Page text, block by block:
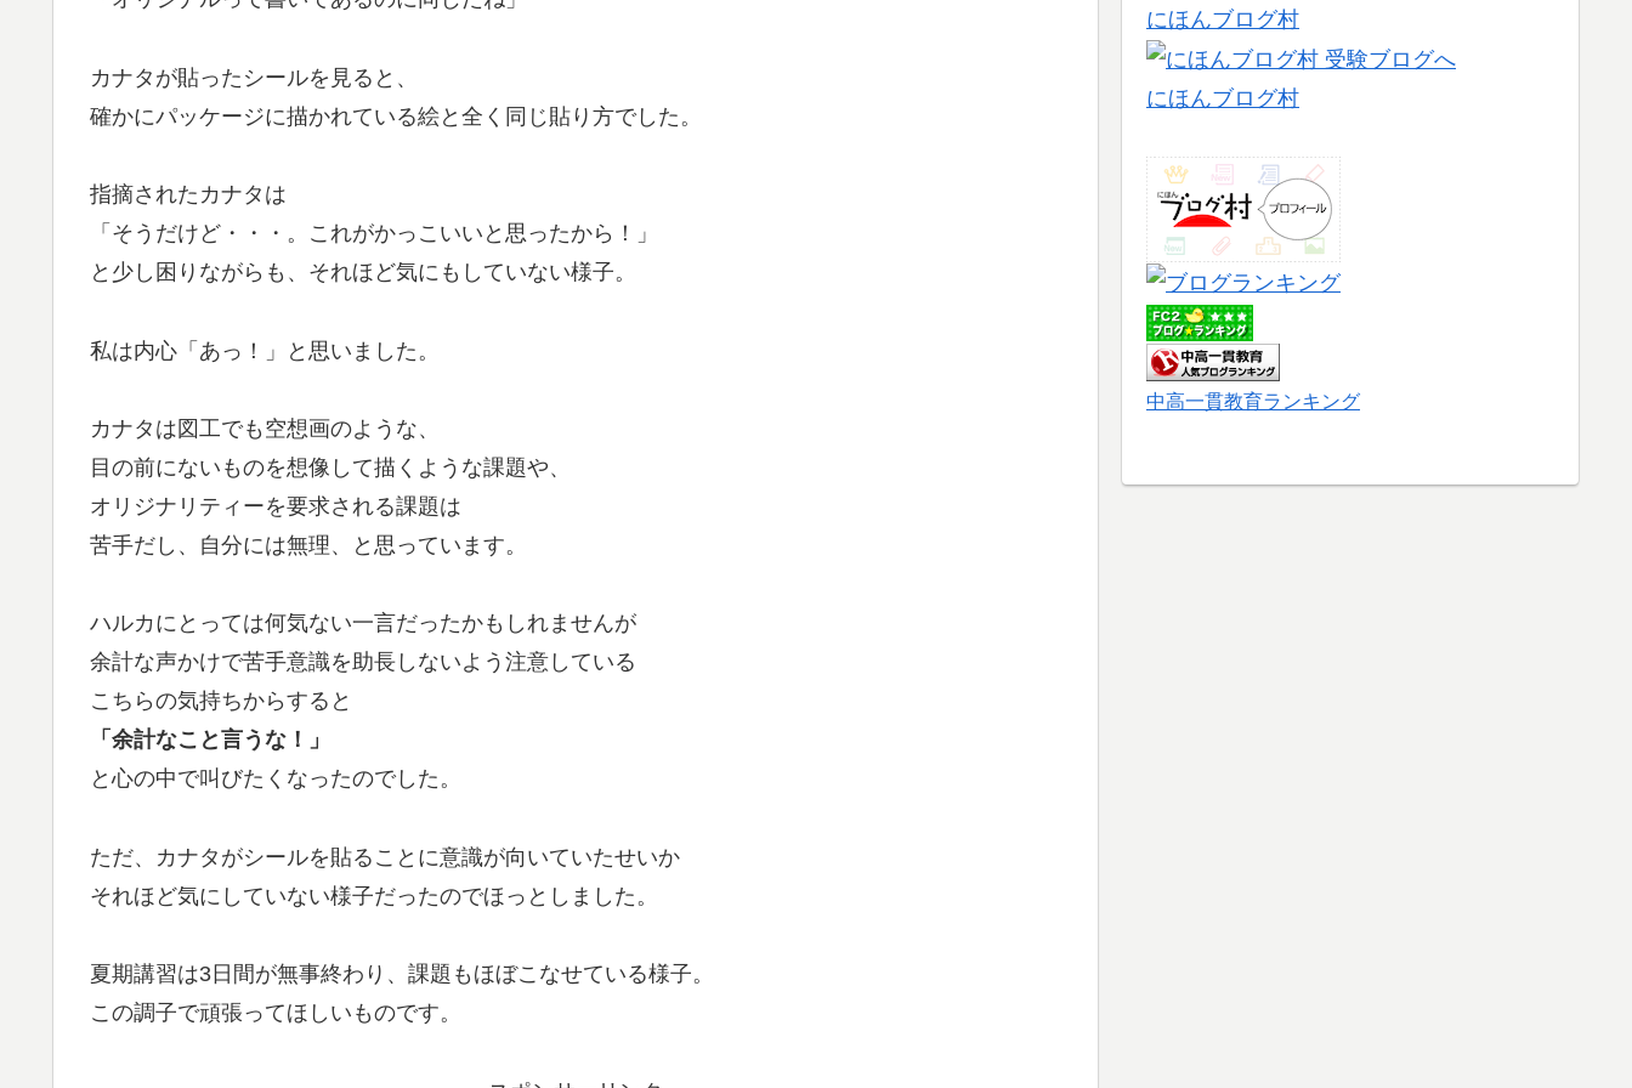
カナタが貼ったシールを見ると、
確かにパッケージに描かれている絵と全く同じ貼り方でした。
指摘されたカナタは
「そうだけど・・・。これがかっこいいと思ったから！」
と少し困りながらも、それほど気にもしていない様子。
私は内心「あっ！」と思いました。
カナタは図工でも空想画のような、
目の前にないものを想像して描くような課題や、
オリジナリティーを要求される課題は
苦手だし、自分には無理、と思っています。
ハルカにとっては何気ない一言だったかもしれませんが
余計な声かけで苦手意識を助長しないよう注意している
こちらの気持ちからすると
「余計なこと言うな！」
と心の中で叫びたくなったのでした。
ただ、カナタがシールを貼ることに意識が向いていたせいか
それほど気にしていない様子だったのでほっとしました。
夏期講習は3日間が無事終わり、課題もほぼこなせている様子。
この調子で頑張ってほしいものです。
にほんブログ村
にほんブログ村
中高一貫教育ランキング